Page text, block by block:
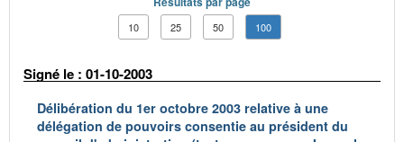
10 25 50 100
Signé le : 01-10-2003
Délibération du 1er octobre 2003 relative à une
délégation de pouvoirs consentie au président du